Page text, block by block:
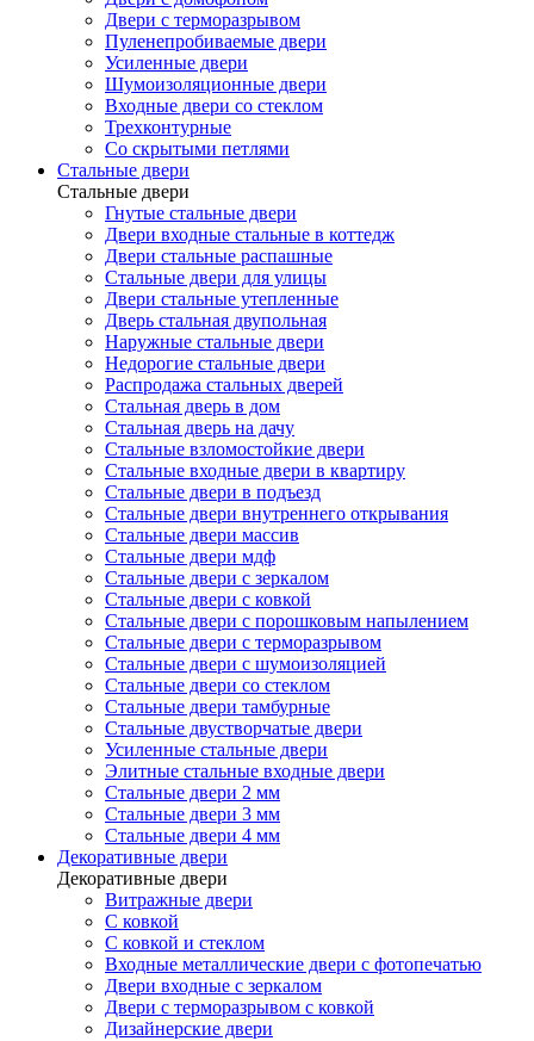
Двери с терморазрывом
Пуленепробиваемые двери
Усиленные двери
Шумоизоляционные двери
Входные двери со стеклом
Трехконтурные
Со скрытыми петлями
Стальные двери
Стальные двери
Гнутые стальные двери
Двери входные стальные в коттедж
Двери стальные распашные
Стальные двери для улицы
Двери стальные утепленные
Дверь стальная двупольная
Наружные стальные двери
Недорогие стальные двери
Распродажа стальных дверей
Стальная дверь в дом
Стальная дверь на дачу
Стальные взломостойкие двери
Стальные входные двери в квартиру
Стальные двери в подъезд
Стальные двери внутреннего открывания
Стальные двери массив
Стальные двери мдф
Стальные двери с зеркалом
Стальные двери с ковкой
Стальные двери с порошковым напылением
Стальные двери с терморазрывом
Стальные двери с шумоизоляцией
Стальные двери со стеклом
Стальные двери тамбурные
Стальные двустворчатые двери
Усиленные стальные двери
Элитные стальные входные двери
Стальные двери 2 мм
Стальные двери 3 мм
Стальные двери 4 мм
Декоративные двери
Декоративные двери
Витражные двери
С ковкой
С ковкой и стеклом
Входные металлические двери с фотопечатью
Двери входные с зеркалом
Двери с терморазрывом с ковкой
Дизайнерские двери